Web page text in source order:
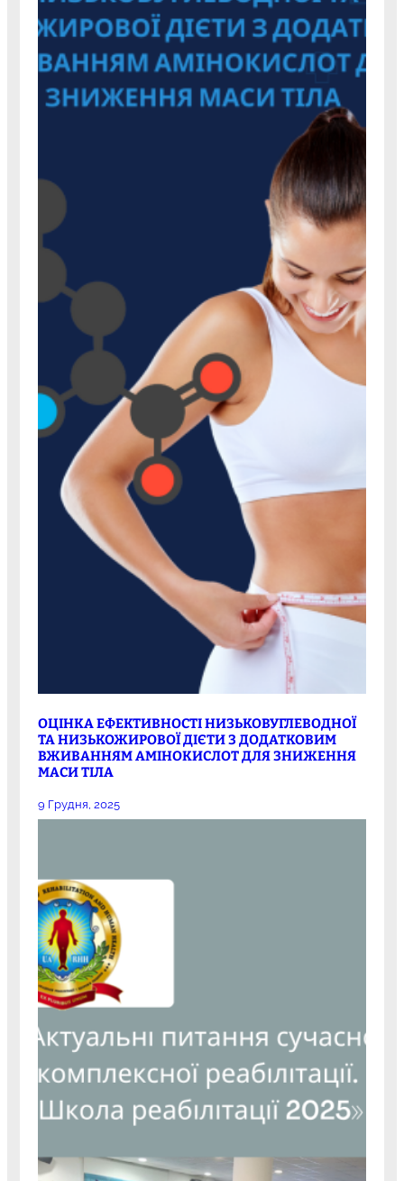
ОЦІНКА ЕФЕКТИВНОСТІ НИЗЬКОВУГЛЕВОДНОЇ
ТА НИЗЬКОЖИРОВОЇ ДІЄТИ З ДОДАТКОВИМ
ВЖИВАННЯМ АМІНОКИСЛОТ ДЛЯ ЗНИЖЕННЯ
МАСИ ТІЛА
9 Грудня, 2025